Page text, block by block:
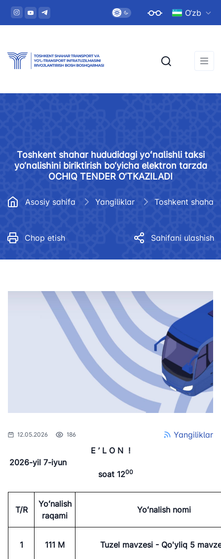
O‘zb
Toshkent shahar hududidagi yoʻnalishli taksi
yo‘nalishini biriktirish bo‘yicha elektron tarzda
OCHIQ TENDER O‘TKAZILADI
Asosiy sahifa Yangiliklar
Chop etish Sahifani ulashish
12.05.2026 186
Yangiliklar
E ’ L O N !
2026-yil 7-iyun
soat 1200
T/R
Yoʻnalish
raqami
Yoʻnalish nomi
1 111 M Tuzel mavzesi - Qo'yliq 5